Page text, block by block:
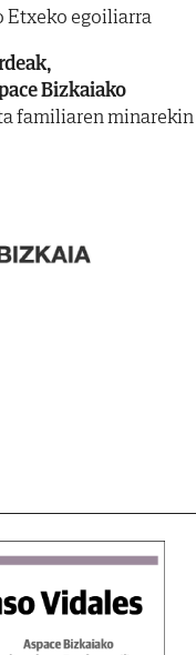
Etxeko egoiliarra
Bizkaiako
familiaren minarekin